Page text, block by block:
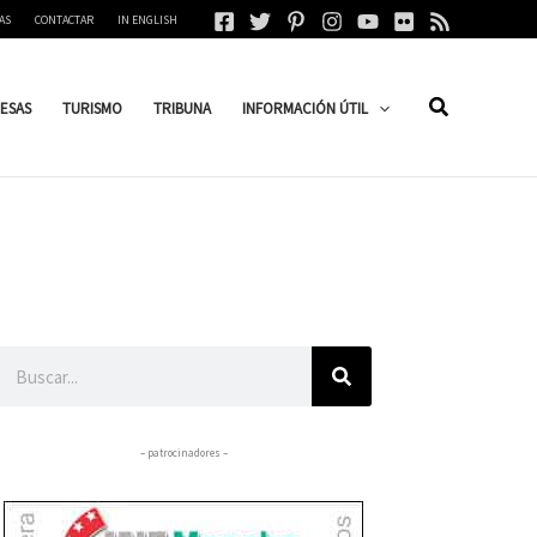
CONTACTAR IN ENGLISH
TURISMO TRIBUNA INFORMACIÓN ÚTIL
– patrocinadores –